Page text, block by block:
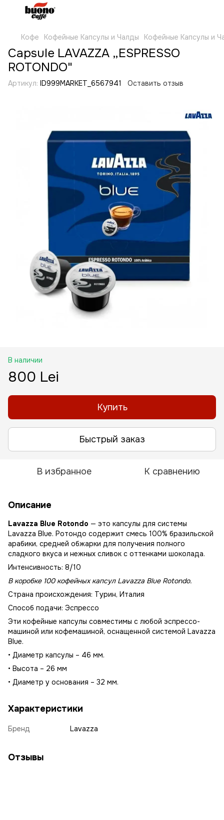
Кофе Кофейные Капсулы и Чалды Кофейные Капсулы и
Capsule LAVAZZA „ESPRESSO
ROTONDO"
Артикул: ID999MARKET_6567941 Оставить отзыв
В наличии
800 Lei
Купить
Быстрый заказ
В избранное К сравнению
Описание
Lavazza Blue Rotondo — это капсулы для системы
Lavazza Blue. Ротондо содержит смесь 100% бразильской
арабики, средней обжарки для получения полного
сладкого вкуса и нежных сливок с оттенками шоколада.
Интенсивность: 8/10
В коробке 100 кофейных капсул Lavazza Blue Rotondo.
Страна происхождения: Турин, Италия
Способ подачи: Эспрессо
Эти кофейные капсулы совместимы с любой эспрессо-
машиной или кофемашиной, оснащенной системой Lavazza
Blue.
• Диаметр капсулы – 46 мм.
• Высота – 26 мм
• Диаметр у основания – 32 мм.
Характеристики
Бренд Lavazza
Отзывы